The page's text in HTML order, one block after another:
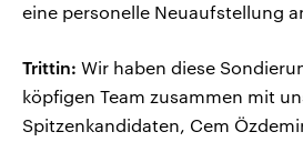
eine personelle Neuaufstellung
Trittin: Wir haben diese
köpfigen Team zusammen mit
Spitzenkandidaten, Cem